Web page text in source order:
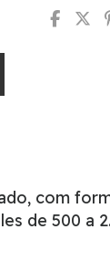
com
de 500 a